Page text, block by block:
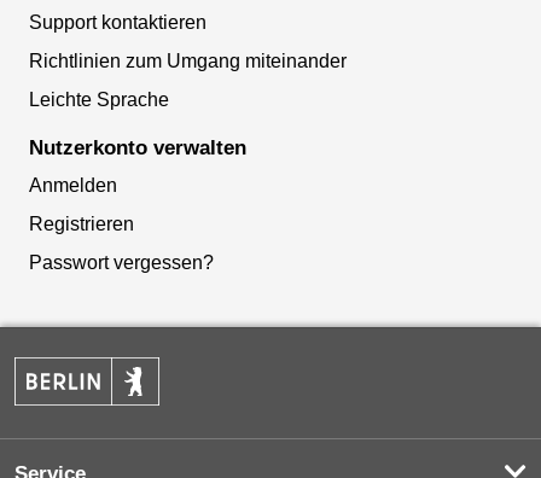
Support kontaktieren
Richtlinien zum Umgang miteinander
Leichte Sprache
Nutzerkonto verwalten
Anmelden
Registrieren
Passwort vergessen?